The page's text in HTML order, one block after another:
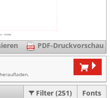
PDF-Druckvorschau
Fonts
Filter (251)